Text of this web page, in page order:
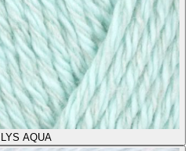
LYS AQUA